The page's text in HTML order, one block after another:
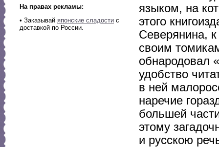
На правах рекламы:
• Заказывай японские сладости с
доставкой по России.
языком, на
этого
Северянина,
своим
обнародовал
удобство
в ней
наречие
большей
этому
и русскою